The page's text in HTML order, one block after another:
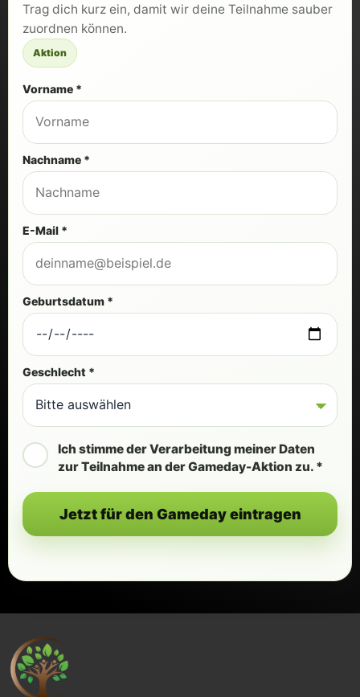
Trag dich kurz ein, damit wir deine Teilnahme sauber
zuordnen können.
Aktion
Vorname *
Nachname *
E-Mail *
Geburtsdatum *
Geschlecht *
Ich stimme der Verarbeitung meiner Daten
zur Teilnahme an der Gameday-Aktion zu. *
Jetzt für den Gameday eintragen